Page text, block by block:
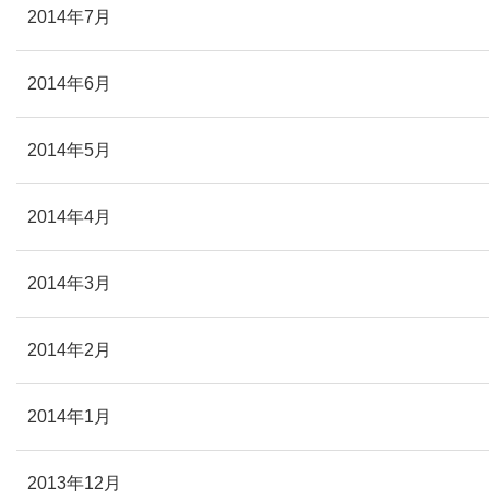
2014年7月
2014年6月
2014年5月
2014年4月
2014年3月
2014年2月
2014年1月
2013年12月